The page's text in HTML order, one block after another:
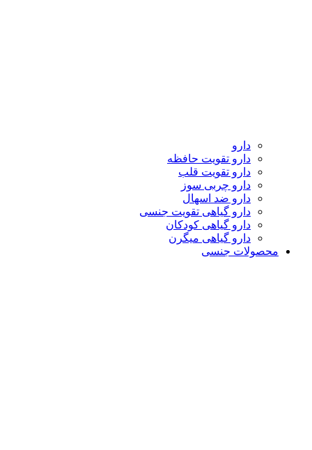
دارو
دارو تقویت حافظه
دارو تقویت قلب
دارو چربی سوز
دارو ضد اسهال
دارو گیاهی تقویت جنسی
دارو گیاهی کودکان
دارو گیاهی میگرن
محصولات جنسی